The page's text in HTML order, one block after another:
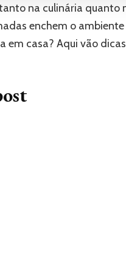
na culinária quanto
enchem o
casa? Aqui vão